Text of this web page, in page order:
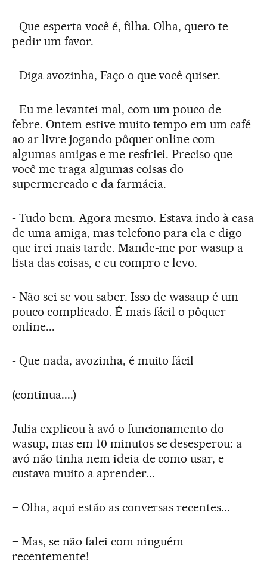
- Que esperta você é, filha. Olha, quero te
pedir um favor.
- Diga avozinha, Faço o que você quiser.
- Eu me levantei mal, com um pouco de
febre. Ontem estive muito tempo em um café
ao ar livre jogando pôquer online com
algumas amigas e me resfriei. Preciso que
você me traga algumas coisas do
supermercado e da farmácia.
- Tudo bem. Agora mesmo. Estava indo à casa
de uma amiga, mas telefono para ela e digo
que irei mais tarde. Mande-me por wasup a
lista das coisas, e eu compro e levo.
- Não sei se vou saber. Isso de wasaup é um
pouco complicado. É mais fácil o pôquer
online...
- Que nada, avozinha, é muito fácil
(continua....)
Julia explicou à avó o funcionamento do
wasup, mas em 10 minutos se desesperou: a
avó não tinha nem ideia de como usar, e
custava muito a aprender...
– Olha, aqui estão as conversas recentes...
– Mas, se não falei com ninguém
recentemente!